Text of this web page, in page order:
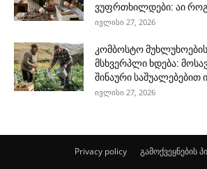
ვუფრთხილდები: აი
ივლისი 27, 2026
კომბოსტო
მსხვერპლი ხდება:
შინაური საშუალებებით
ივლისი 27, 2026
Privacy policy გამოქვეყნების